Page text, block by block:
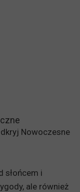
Nowoczesne
słońcem i
ale również